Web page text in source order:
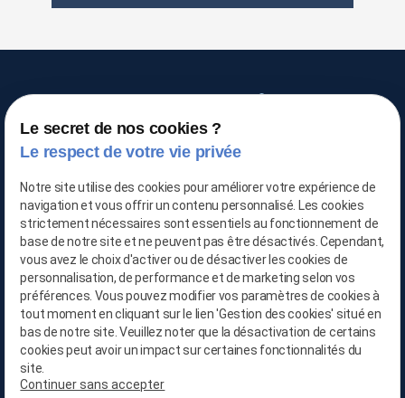
TRAITEMENT DE L'AIR
03 66 88 25 06
06 21 65 28 29
contact@location-deshumidificateur-59.com
Le secret de nos cookies ?
Le respect de votre vie privée
Notre site utilise des cookies pour améliorer votre expérience de
navigation et vous offrir un contenu personnalisé. Les cookies
strictement nécessaires sont essentiels au fonctionnement de
base de notre site et ne peuvent pas être désactivés. Cependant,
vous avez le choix d'activer ou de désactiver les cookies de
personnalisation, de performance et de marketing selon vos
préférences. Vous pouvez modifier vos paramètres de cookies à
tout moment en cliquant sur le lien 'Gestion des cookies' situé en
bas de notre site. Veuillez noter que la désactivation de certains
cookies peut avoir un impact sur certaines fonctionnalités du
site.
Continuer sans accepter